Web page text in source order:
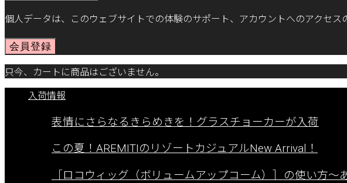
個人データは、このウェブサイトでの体験のサポート、アカウントへのアクセス
会員登録
只今、カートに商品はございません。
入荷情報
表情にさらなるきらめきを！グラスチョーカーが入荷
この夏！AREMITIのリゾートカジュアルNew Arrival！
［ロコウィッグ（ボリュームアップコーム）］の使い方〜